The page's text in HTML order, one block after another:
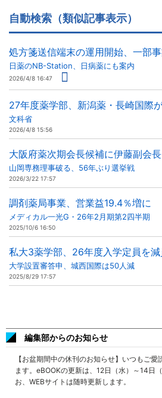
自動検索（類似記事表示）
処方箋送信端末の運用開始、一部
日薬のNB-Station、日病薬にも案内
2026/4/8 16:47
27年度薬学部、新潟薬・長崎国際
文科省
2026/4/8 15:56
大阪府薬次期会長候補に伊藤副会長
山岡専務理事破る、56年ぶり選挙戦
2026/3/22 17:57
調剤薬局事業、営業益19.4％増に
メディカル一光G・26年2月期第2四半期
2025/10/6 16:50
私大3薬学部、26年度入学定員を減
大学設置審答申、城西国際は50人減
2025/8/29 17:57
編集部からのお知らせ
【お盆期間中の休刊のお知らせ】いつもご
ます。eBOOKの更新は、12日（水）～14日
お、WEBサイトは随時更新します。